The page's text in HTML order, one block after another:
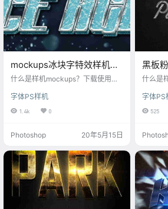
mockups冰块字特效样机
psd
什么是样机mockups？下载使用这
速生成提高你的工作效率，每一个
样机素材高清可印刷，字体样式样
筛选，助你打造炫酷文字logo样
对mockups样机素材的各种需求。
字体PS样机
1.4k 0
Photoshop 20年5月15日
黑板
什么是
快速生
个样机
精心筛
师对
求。
字体PS
525